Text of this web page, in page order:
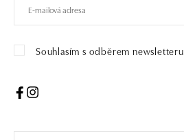
Souhlasím s odběrem newsletteru